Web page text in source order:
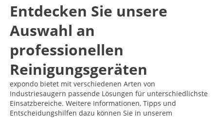
Entdecken Sie unsere
Auswahl an
professionellen
Reinigungsgeräten
expondo bietet mit verschiedenen Arten von
Industriesaugern passende Lösungen für unterschiedlichste
Einsatzbereiche. Weitere Informationen, Tipps und
Entscheidungshilfen dazu können Sie in unserem